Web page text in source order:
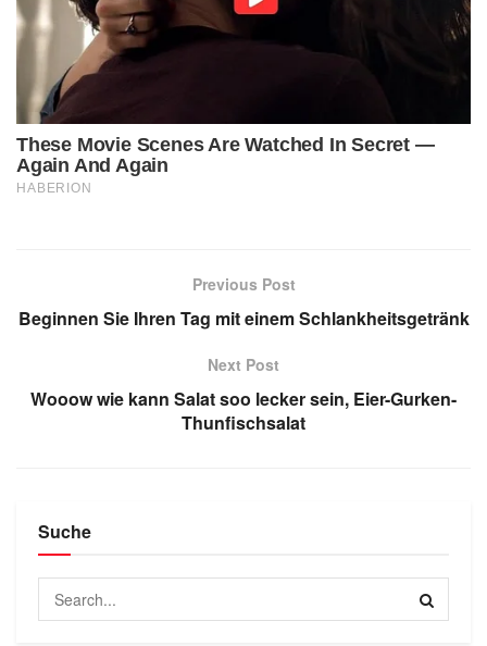
Previous Post
Beginnen Sie Ihren Tag mit einem Schlankheitsgetränk
Next Post
Wooow wie kann Salat soo lecker sein, Eier-Gurken-
Thunfischsalat
Suche